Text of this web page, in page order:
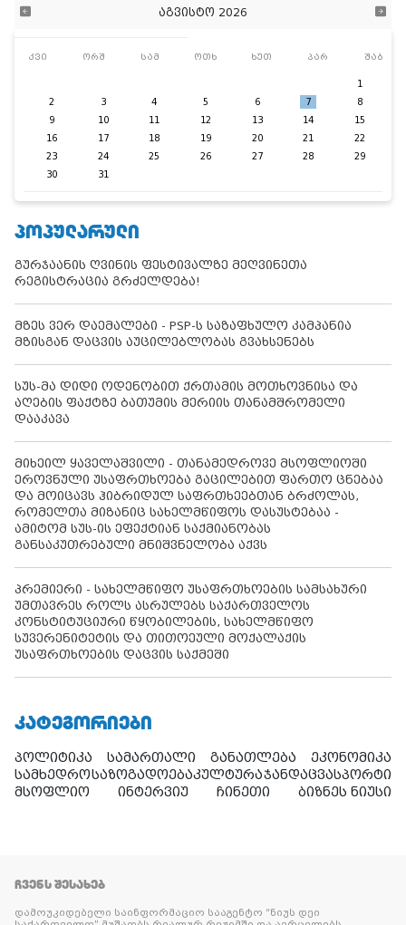
აგვისტო 2026
კვი ორშ სამ ოთხ ხუთ პარ შაბ
1
2
3 4 5 6 7
8
9
10 11 12 13 14
15
16
17 18 19 20 21
22
23
24 25 26 27 28
29
30
31
ᲞᲝᲞᲣᲚᲐᲠᲣᲚᲘ
გურჯაანის ღვინის ფესტივალზე მეღვინეთა
რეგისტრაცია გრძელდება!
მზეს ვერ დაემალები - PSP-ს საზაფხულო კამპანია
მზისგან დაცვის აუცილებლობას გვახსენებს
სუს-მა დიდი ოდენობით ქრთამის მოთხოვნისა და
აღების ფაქტზე ბათუმის მერიის თანამშრომელი
დააკავა
მიხეილ ყაველაშვილი - თანამედროვე მსოფლიოში
ეროვნული უსაფრთხოება გაცილებით ფართო ცნებაა
და მოიცავს ჰიბრიდულ საფრთხეებთან ბრძოლას,
რომელთა მიზანიც სახელმწიფოს დასუსტებაა -
ამიტომ სუს-ის ეფექტიან საქმიანობას
განსაკუთრებული მნიშვნელობა აქვს
პრემიერი - სახელმწიფო უსაფრთხოების სამსახური
უმთავრეს როლს ასრულებს საქართველოს
კონსტიტუციური წყობილების, სახელმწიფო
სუვერენიტეტის და თითოეული მოქალაქის
უსაფრთხოების დაცვის საქმეში
ᲙᲐᲢᲔᲒᲝᲠᲘᲔᲑᲘ
პოლიტიკა სამართალი განათლება
ეკონომიკა
სამხედროსაზოგადოებაკულტურაჯანდაცვასპორტი
მსოფლიო
ინტერვიუ ჩინეთი ბიზნეს ნიუსი
ᲩᲕᲔᲜᲡ ᲨᲔᲡᲐᲮᲔᲑ
დამოუკიდებელი საინფორმაციო სააგენტო “ნიუს დეი